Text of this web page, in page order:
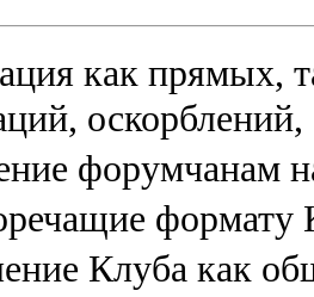
как прямых,
форумчанам
формату
Клуба как